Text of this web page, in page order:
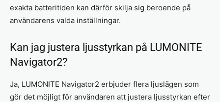
exakta batteritiden kan därför skilja sig beroende på
användarens valda inställningar.
Kan jag justera ljusstyrkan på LUMONITE
Navigator2?
Ja, LUMONITE Navigator2 erbjuder flera ljuslägen som
gör det möjligt för användaren att justera ljusstyrkan efter